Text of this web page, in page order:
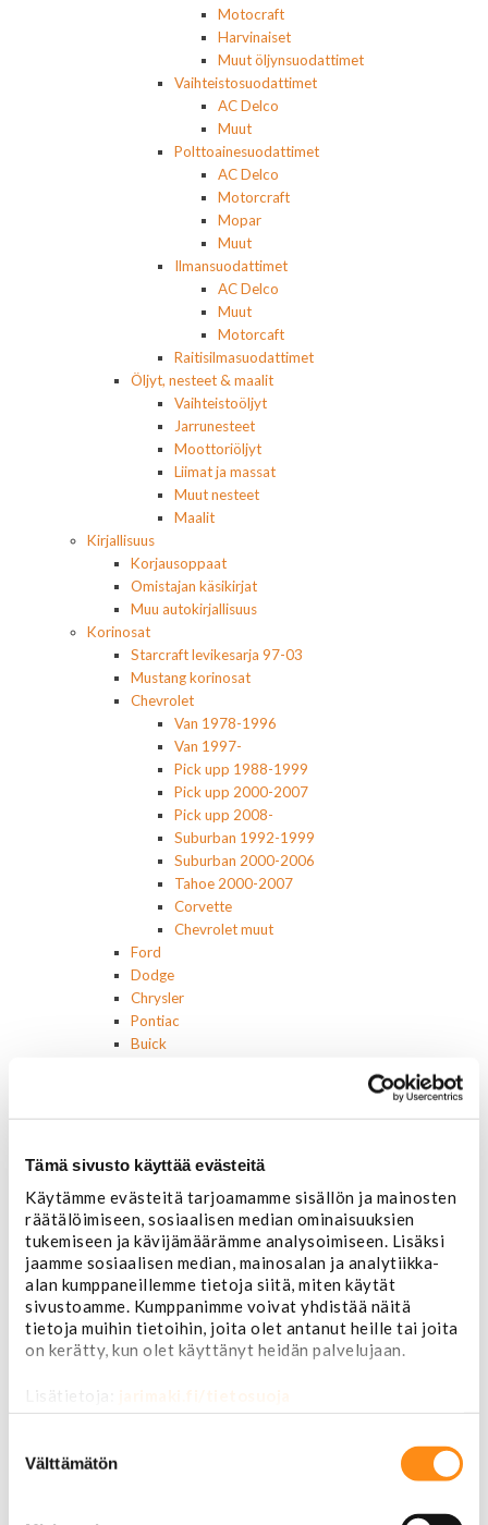
Tämä sivusto käyttää evästeitä
Käytämme evästeitä tarjoamamme sisällön ja mainosten
räätälöimiseen, sosiaalisen median ominaisuuksien
tukemiseen ja kävijämäärämme analysoimiseen. Lisäksi
jaamme sosiaalisen median, mainosalan ja analytiikka-
alan kumppaneillemme tietoja siitä, miten käytät
sivustoamme. Kumppanimme voivat yhdistää näitä
tietoja muihin tietoihin, joita olet antanut heille tai joita
on kerätty, kun olet käyttänyt heidän palvelujaan.
Lisätietoja: jarimaki.fi/tietosuoja
valinta
Välttämätön
Motocraft
Harvinaiset
Muut öljynsuodattimet
Vaihteistosuodattimet
AC Delco
Muut
Polttoainesuodattimet
AC Delco
Motorcraft
Mopar
Muut
Ilmansuodattimet
AC Delco
Muut
Motorcaft
Raitisilmasuodattimet
Öljyt, nesteet & maalit
Vaihteistoöljyt
Jarrunesteet
Moottoriöljyt
Liimat ja massat
Muut nesteet
Maalit
Kirjallisuus
Korjausoppaat
Omistajan käsikirjat
Muu autokirjallisuus
Korinosat
Starcraft levikesarja 97-03
Mustang korinosat
Chevrolet
Van 1978-1996
Van 1997-
Pick upp 1988-1999
Pick upp 2000-2007
Pick upp 2008-
Suburban 1992-1999
Suburban 2000-2006
Tahoe 2000-2007
Corvette
Chevrolet muut
Ford
Dodge
Chrysler
Pontiac
Buick
Tuulilasin pyyhkijän osat
Sivulasivisiirit ja tuuliohjaimet
Lavatarvikkeet PickUp:eihin
Lavatarvikkeet
Lavakatteet Pick Up:eihin
Renkaat ja vanteet
Renkaat ja tarvikkeet
Varapyörätelineet
Venttiilinhatut
Renkaat 14"
Renkaat 15"